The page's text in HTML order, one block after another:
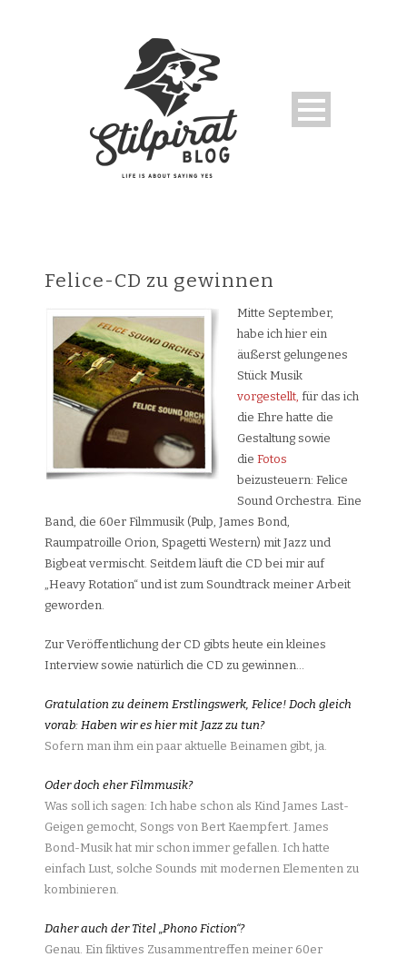
Felice-CD zu gewinnen
Mitte September,
habe ich hier ein
äußerst gelungenes
Stück Musik
vorgestellt, für das ich
die Ehre hatte die
Gestaltung sowie
die Fotos
beizusteuern: Felice
Sound Orchestra. Eine
Band, die 60er Filmmusik (Pulp, James Bond,
Raumpatroille Orion, Spagetti Western) mit Jazz und
Bigbeat vermischt. Seitdem läuft die CD bei mir auf
„Heavy Rotation“ und ist zum Soundtrack meiner Arbeit
geworden.
Zur Veröffentlichung der CD gibts heute ein kleines
Interview sowie natürlich die CD zu gewinnen…
Gratulation zu deinem Erstlingswerk, Felice! Doch gleich
vorab: Haben wir es hier mit Jazz zu tun?
Sofern man ihm ein paar aktuelle Beinamen gibt, ja.
Oder doch eher Filmmusik?
Was soll ich sagen: Ich habe schon als Kind James Last-
Geigen gemocht, Songs von Bert Kaempfert. James
Bond-Musik hat mir schon immer gefallen. Ich hatte
einfach Lust, solche Sounds mit modernen Elementen zu
kombinieren.
Daher auch der Titel „Phono Fiction“?
Genau. Ein fiktives Zusammentreffen meiner 60er